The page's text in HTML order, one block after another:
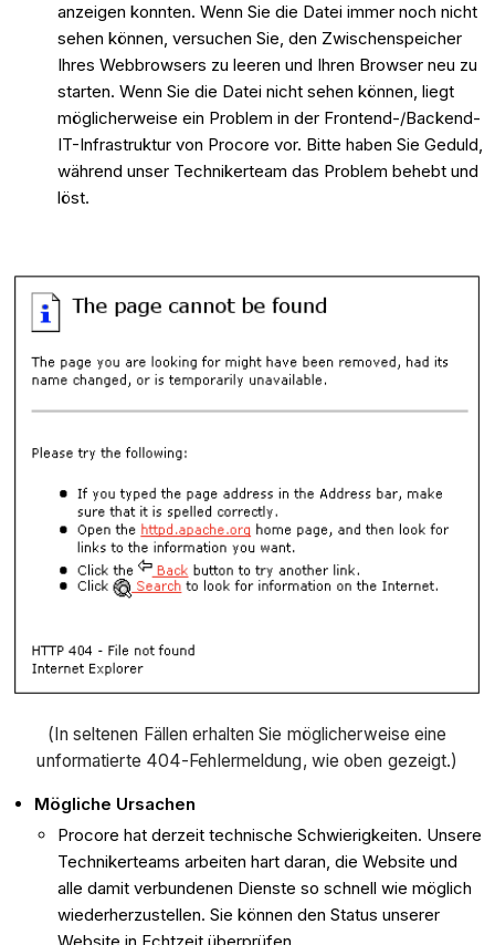
anzeigen konnten. Wenn Sie die Datei immer noch nicht
sehen können, versuchen Sie, den Zwischenspeicher
Ihres Webbrowsers zu leeren und Ihren Browser neu zu
starten. Wenn Sie die Datei nicht sehen können, liegt
möglicherweise ein Problem in der Frontend-/Backend-
IT-Infrastruktur von Procore vor. Bitte haben Sie Geduld,
während unser Technikerteam das Problem behebt und
löst.
(In seltenen Fällen erhalten Sie möglicherweise eine
unformatierte 404-Fehlermeldung, wie oben gezeigt.)
Mögliche Ursachen
Procore hat derzeit technische Schwierigkeiten. Unsere
Technikerteams arbeiten hart daran, die Website und
alle damit verbundenen Dienste so schnell wie möglich
wiederherzustellen. Sie können den Status unserer